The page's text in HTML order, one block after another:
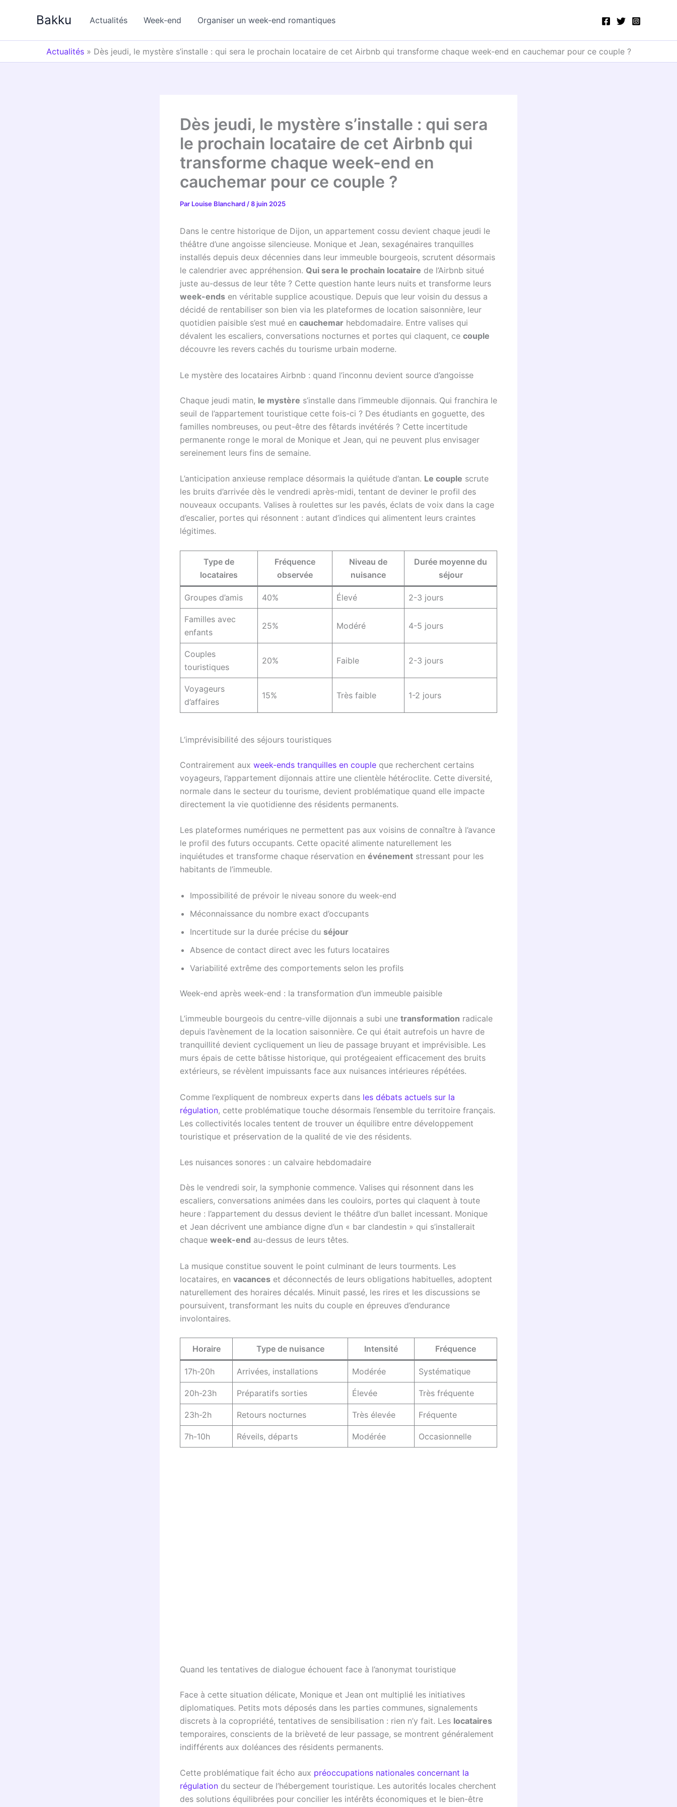
Bakku Actualités Week-end Organiser un week-end romantiques
Actualités» Dès jeudi, le mystère s’installe : qui sera le prochain locataire de cet Airbnb qui transforme chaque week-end en cauchemar pour ce couple ?
Dès jeudi, le mystère s’installe : qui sera
le prochain locataire de cet Airbnb qui
transforme chaque week-end en
cauchemar pour ce couple ?
Par Louise Blanchard /8 juin 2025
Dans le centre historique de Dijon, un appartement cossu devient chaque jeudi le
théâtre d’une angoisse silencieuse. Monique et Jean, sexagénaires tranquilles
installés depuis deux décennies dans leur immeuble bourgeois, scrutent désormais
le calendrier avec appréhension. Qui sera le prochain locataire de l’Airbnb situé
juste au-dessus de leur tête ? Cette question hante leurs nuits et transforme leurs
week-ends en véritable supplice acoustique. Depuis que leur voisin du dessus a
décidé de rentabiliser son bien via les plateformes de location saisonnière, leur
quotidien paisible s’est mué en cauchemar hebdomadaire. Entre valises qui
dévalent les escaliers, conversations nocturnes et portes qui claquent, ce couple
découvre les revers cachés du tourisme urbain moderne.
Le mystère des locataires Airbnb : quand l’inconnu devient source d’angoisse
Chaque jeudi matin, le mystère s’installe dans l’immeuble dijonnais. Qui franchira le
seuil de l’appartement touristique cette fois-ci ? Des étudiants en goguette, des
familles nombreuses, ou peut-être des fêtards invétérés ? Cette incertitude
permanente ronge le moral de Monique et Jean, qui ne peuvent plus envisager
sereinement leurs fins de semaine.
L’anticipation anxieuse remplace désormais la quiétude d’antan. Le couple scrute
les bruits d’arrivée dès le vendredi après-midi, tentant de deviner le profil des
nouveaux occupants. Valises à roulettes sur les pavés, éclats de voix dans la cage
d’escalier, portes qui résonnent : autant d’indices qui alimentent leurs craintes
légitimes.
Type de
locataires
Fréquence
observée
Niveau de
nuisance
Durée moyenne du
séjour
Groupes d’amis 40% Élevé 2-3 jours
Familles avec
enfants
25% Modéré 4-5 jours
Couples
touristiques
20% Faible 2-3 jours
Voyageurs
d’affaires
15% Très faible 1-2 jours
L’imprévisibilité des séjours touristiques
Contrairement aux week-ends tranquilles en couple que recherchent certains
voyageurs, l’appartement dijonnais attire une clientèle hétéroclite. Cette diversité,
normale dans le secteur du tourisme, devient problématique quand elle impacte
directement la vie quotidienne des résidents permanents.
Les plateformes numériques ne permettent pas aux voisins de connaître à l’avance
le profil des futurs occupants. Cette opacité alimente naturellement les
inquiétudes et transforme chaque réservation en événement stressant pour les
habitants de l’immeuble.
Impossibilité de prévoir le niveau sonore du week-end
Méconnaissance du nombre exact d’occupants
Incertitude sur la durée précise du séjour
Absence de contact direct avec les futurs locataires
Variabilité extrême des comportements selon les profils
Week-end après week-end : la transformation d’un immeuble paisible
L’immeuble bourgeois du centre-ville dijonnais a subi une transformation radicale
depuis l’avènement de la location saisonnière. Ce qui était autrefois un havre de
tranquillité devient cycliquement un lieu de passage bruyant et imprévisible. Les
murs épais de cette bâtisse historique, qui protégeaient efficacement des bruits
extérieurs, se révèlent impuissants face aux nuisances intérieures répétées.
Comme l’expliquent de nombreux experts dans les débats actuels sur la
régulation, cette problématique touche désormais l’ensemble du territoire français.
Les collectivités locales tentent de trouver un équilibre entre développement
touristique et préservation de la qualité de vie des résidents.
Les nuisances sonores : un calvaire hebdomadaire
Dès le vendredi soir, la symphonie commence. Valises qui résonnent dans les
escaliers, conversations animées dans les couloirs, portes qui claquent à toute
heure : l’appartement du dessus devient le théâtre d’un ballet incessant. Monique
et Jean décrivent une ambiance digne d’un « bar clandestin » qui s’installerait
chaque week-end au-dessus de leurs têtes.
La musique constitue souvent le point culminant de leurs tourments. Les
locataires, en vacances et déconnectés de leurs obligations habituelles, adoptent
naturellement des horaires décalés. Minuit passé, les rires et les discussions se
poursuivent, transformant les nuits du couple en épreuves d’endurance
involontaires.
Horaire Type de nuisance Intensité Fréquence
17h-20h Arrivées, installations Modérée Systématique
20h-23h Préparatifs sorties Élevée Très fréquente
23h-2h Retours nocturnes Très élevée Fréquente
7h-10h Réveils, départs Modérée Occasionnelle
Quand les tentatives de dialogue échouent face à l’anonymat touristique
Face à cette situation délicate, Monique et Jean ont multiplié les initiatives
diplomatiques. Petits mots déposés dans les parties communes, signalements
discrets à la copropriété, tentatives de sensibilisation : rien n’y fait. Les locataires
temporaires, conscients de la brièveté de leur passage, se montrent généralement
indifférents aux doléances des résidents permanents.
Cette problématique fait écho aux préoccupations nationales concernant la
régulation du secteur de l’hébergement touristique. Les autorités locales cherchent
des solutions équilibrées pour concilier les intérêts économiques et le bien-être